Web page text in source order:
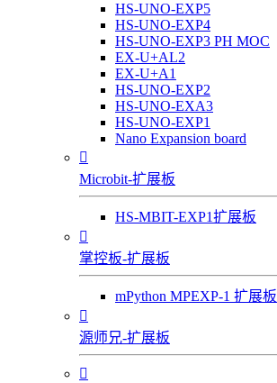
HS-UNO-EXP5
HS-UNO-EXP4
HS-UNO-EXP3 PH MOC
EX-U+AL2
EX-U+A1
HS-UNO-EXP2
HS-UNO-EXA3
HS-UNO-EXP1
Nano Expansion board

Microbit-扩展板
HS-MBIT-EXP1扩展板

掌控板-扩展板
mPython MPEXP-1 扩展板

源师兄-扩展板
